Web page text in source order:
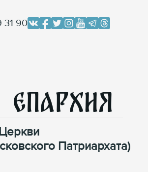
31 90
Епархия
Патриархата)